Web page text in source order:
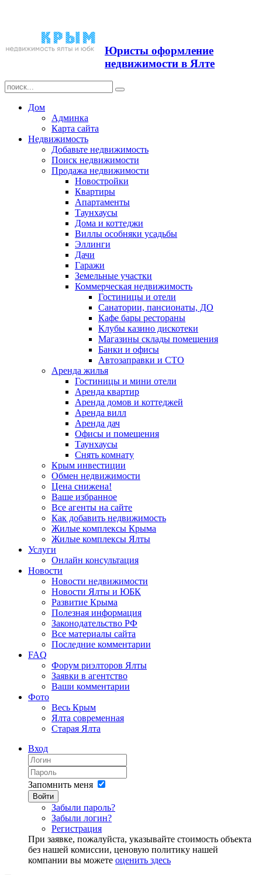
Юристы оформление
недвижимости в Ялте
Дом
Админка
Карта сайта
Недвижимость
Добавьте недвижимость
Поиск недвижимости
Продажа недвижимости
Новостройки
Квартиры
Апартаменты
Таунхаусы
Дома и коттеджи
Виллы особняки усадьбы
Эллинги
Дачи
Гаражи
Земельные участки
Коммерческая недвижимость
Гостиницы и отели
Санатории, пансионаты, ДО
Кафе бары рестораны
Клубы казино дискотеки
Магазины склады помещения
Банки и офисы
Автозаправки и СТО
Аренда жилья
Гостиницы и мини отели
Аренда квартир
Аренда домов и коттеджей
Аренда вилл
Аренда дач
Офисы и помещения
Таунхаусы
Снять комнату
Крым инвестиции
Обмен недвижимости
Цена снижена!
Ваше избранное
Все агенты на сайте
Как добавить недвижимость
Жилые комплексы Крыма
Жилые комплексы Ялты
Услуги
Онлайн консультация
Новости
Новости недвижимости
Новости Ялты и ЮБК
Развитие Крыма
Полезная информация
Законодательство РФ
Все материалы сайта
Последние комментарии
FAQ
Форум риэлторов Ялты
Заявки в агентство
Ваши комментарии
Фото
Весь Крым
Ялта современная
Старая Ялта
Вход
Запомнить меня
Войти
Забыли пароль?
Забыли логин?
Регистрация
При заявке, пожалуйста, указывайте стоимость объекта
без нашей комиссии, ценовую политику нашей
компании вы можете оценить здесь